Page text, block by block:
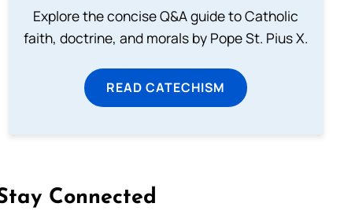
Explore the concise Q&A guide to Catholic
faith, doctrine, and morals by Pope St. Pius X.
READ CATECHISM
Connected